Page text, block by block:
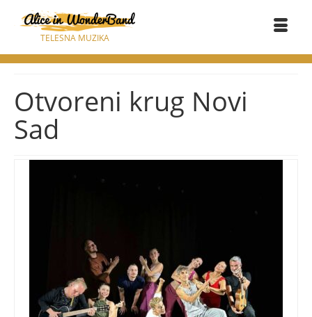
TELESNA MUZIKA
Otvoreni krug Novi
Sad